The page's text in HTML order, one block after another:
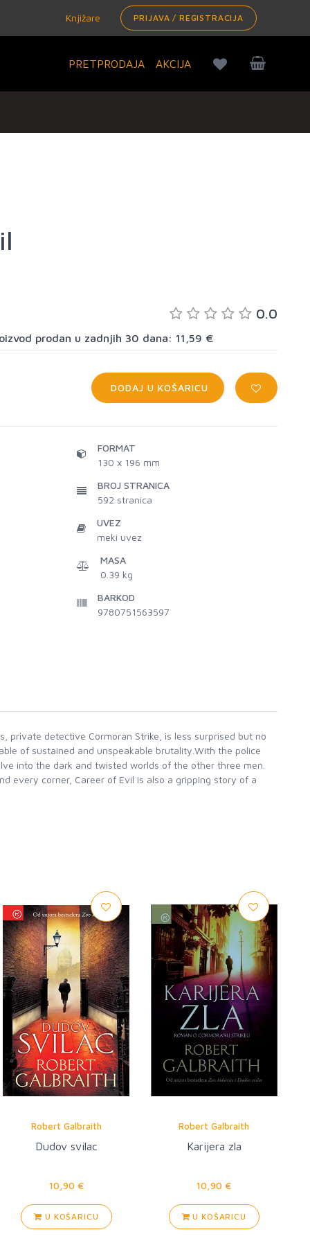
Knjižare PRIJAVA / REGISTRACIJA
PRETPRODAJA AKCIJA
0.0
prodan u zadnjih 30 dana: 11,59 €
DODAJ U KOŠARICU
FORMAT
130 x 196 mm
BROJ STRANICA
592 stranica
UVEZ
meki uvez
MASA
0.39 kg
BARKOD
9780751563597
private detective Cormoran Strike, is less surprised but no
of sustained and unspeakable brutality.With the police
into the dark and twisted worlds of the other three men.
every corner, Career of Evil is also a gripping story of a
Robert Galbraith
Dudov svilac
10,90 €
U KOŠARICU
Robert Galbraith
Karijera zla
10,90 €
U KOŠARICU